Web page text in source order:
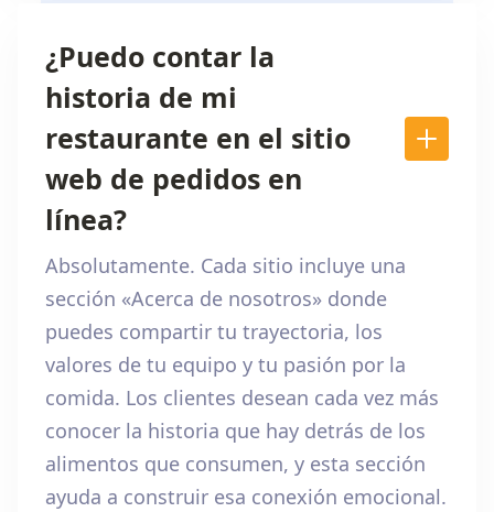
¿Puedo contar la
historia de mi
restaurante en el sitio
web de pedidos en
línea?
Absolutamente. Cada sitio incluye una
sección «Acerca de nosotros» donde
puedes compartir tu trayectoria, los
valores de tu equipo y tu pasión por la
comida. Los clientes desean cada vez más
conocer la historia que hay detrás de los
alimentos que consumen, y esta sección
ayuda a construir esa conexión emocional.